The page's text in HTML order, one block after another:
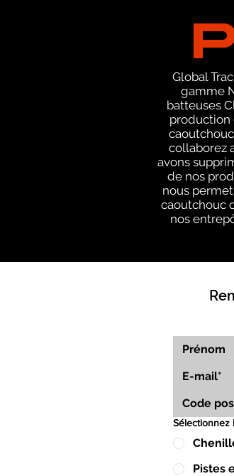
Global
gamme
batteuses
production
collaborez
avons
de nos
nous
caoutchouc
nos
Sélectionnez
Pistes